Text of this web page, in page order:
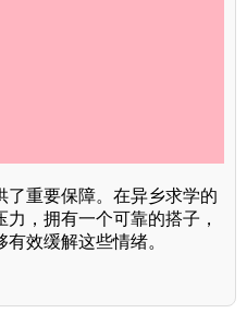
了重要保障。在异乡求学的
，拥有一个可靠的搭子，
效缓解这些情绪。